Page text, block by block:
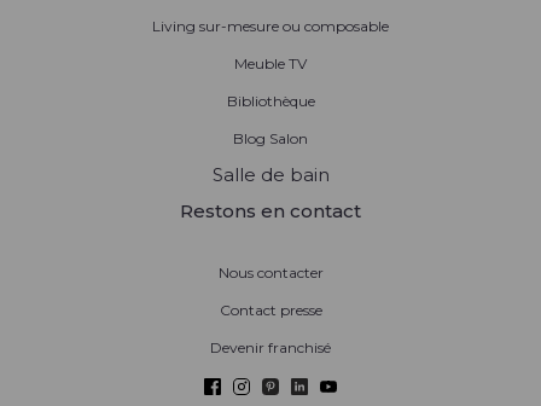
Living sur-mesure ou composable
Meuble TV
Bibliothèque
Blog Salon
Salle de bain
Restons en contact
Nous contacter
Contact presse
Devenir franchisé